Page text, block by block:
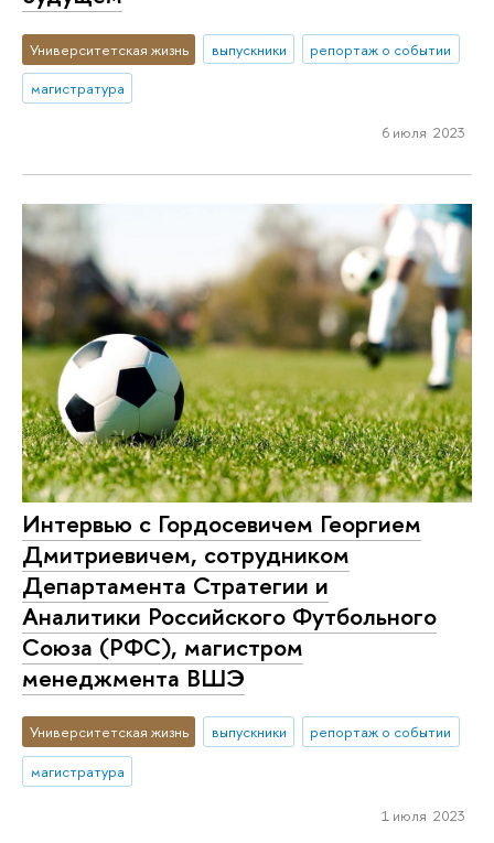
Университетская жизнь выпускники
репортаж о событии
магистратура
6 июля 2023
Интервью с Гордосевичем Георгием
Дмитриевичем, сотрудником
Департамента Стратегии и
Аналитики Российского Футбольного
Союза (РФС), магистром
менеджмента ВШЭ
Университетская жизнь выпускники
репортаж о событии
магистратура
1 июля 2023